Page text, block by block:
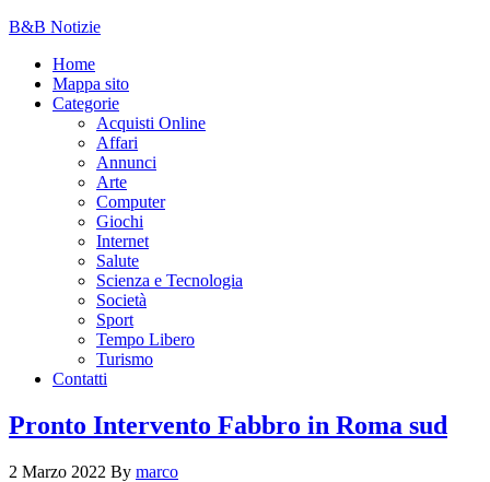
B&B Notizie
Home
Mappa sito
Categorie
Acquisti Online
Affari
Annunci
Arte
Computer
Giochi
Internet
Salute
Scienza e Tecnologia
Società
Sport
Tempo Libero
Turismo
Contatti
Pronto Intervento Fabbro in Roma sud
2 Marzo 2022 By marco